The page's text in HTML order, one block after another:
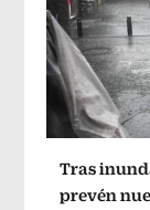
Tras
prevén